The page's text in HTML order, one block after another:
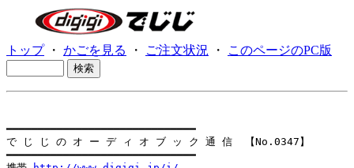
トップ・ かごを見る ・ ご注文状況 ・ このページのPC版
━━━━━━━━━━━━━━━━━━━━━━━━━━━━━━
で じ じ の オ ー デ ィ オ ブ ッ ク 通 信  【No.0347】
━━━━━━━━━━━━━━━━━━━━━━━━━━━━━━